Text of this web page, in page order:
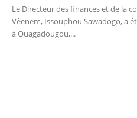
Le Directeur des finances et de la
Vêenem, Issouphou Sawadogo, a
à Ouagadougou,...